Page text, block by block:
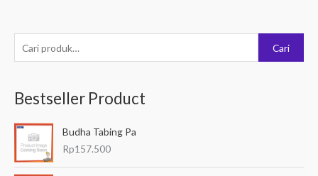
e
c
Cari
Bestseller Product
Budha Tabing Pa
Rp157.500